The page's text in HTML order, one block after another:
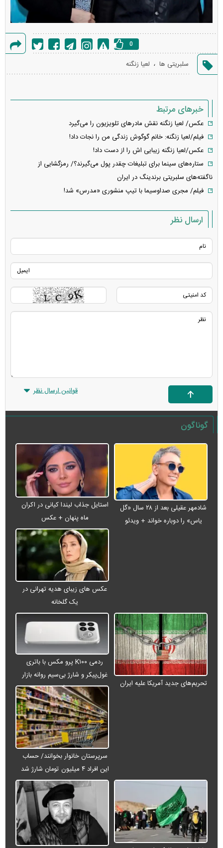
خطا
0
سلبریتی ها ، لعیا زنگنه
خبرهای مرتبط
عکس/ لعیا زنگنه نقش مادر‌های تلویزیون را می‌گیرد
فیلم/لعیا زنگنه: خانم گوگوش زندگی من را نجات داد!
عکس/لعیا زنگنه زیبایی اش را از دست داد!
ستاره‌های سینما برای تبلیغات چقدر پول می‌گیرند؟/ رمزگشایی از
ناگفته‌های سلبریتی برندینگ در ایران
فیلم/ مجری صداوسیما با تیپ منشوری «مدرس» شد!
ارسال نظر
قوانین ارسال نظر
گوناگون
شادمهر عقیلی بعد از ۲۸ سال «گل
یاس» را دوباره خواند + ویدئو
استایل جذاب لیندا کیانی در اکران
ماه پنهان + عکس
عکس های زیبای هدیه تهرانی در
یک گلخانه
تحریم‌های جدید آمریکا علیه ایران
ردمی K۱۰۰ پرو مکس با باتری
غول‌پیکر و شارژ بی‌سیم روانه بازار
می‌شود
سرپرستان خانوار بخوانند/ حساب
این افراد ۴ میلیون تومان شارژ شد